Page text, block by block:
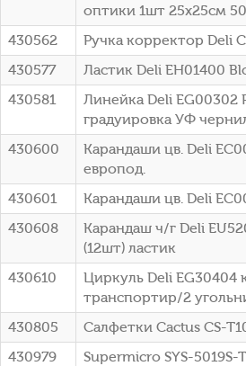
оптики 1шт 25х25см
430562
Ручка корректор Deli
430577
Ластик Deli EH01400
430581
Линейка Deli EG00302
градуировка УФ
430600
Карандаши цв. Deli
европод.
430601
Карандаши цв. Deli
430608
Карандаш ч/г Deli
(12шт) ластик
430610
Циркуль Deli EG30404
транспортир/2
430805
Салфетки Cactus CS-
430979
Supermicro SYS-5019S-